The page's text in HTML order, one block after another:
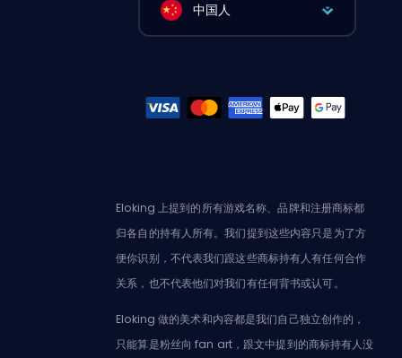
中国人
Eloking 上提到的所有游戏名称、品牌和注册商标都
归各自的持有人所有。我们提到这些内容只是为了方
便你识别，不代表我们跟这些商标持有人有任何合作
关系，也不代表他们对我们有任何背书或认可。
Eloking 做的美术和内容都是我们自己独立创作的，
只能算是粉丝向 fan art，跟文中提到的商标持有人没